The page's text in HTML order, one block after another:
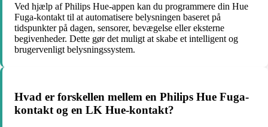
Ved hjælp af Philips Hue-appen kan du programmere din Hue
Fuga-kontakt til at automatisere belysningen baseret på
tidspunkter på dagen, sensorer, bevægelse eller eksterne
begivenheder. Dette gør det muligt at skabe et intelligent og
brugervenligt belysningssystem.
Hvad er forskellen mellem en Philips Hue Fuga-
kontakt og en LK Hue-kontakt?